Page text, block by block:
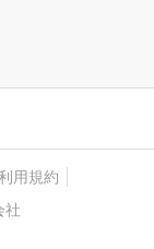
用規約
社